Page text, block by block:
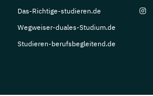
Das-Richtige-studieren.de
Wegweiser-duales-Studium.de
Studieren-berufsbegleitend.de